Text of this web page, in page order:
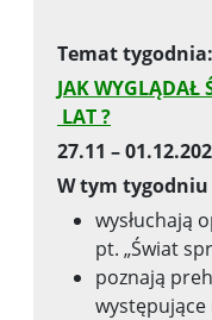
Temat tygodnia:
JAK WYGLĄDAŁ
LAT ?
27.11 –
W tym tygodniu
wysłuchają
pt. „Świat
poznają